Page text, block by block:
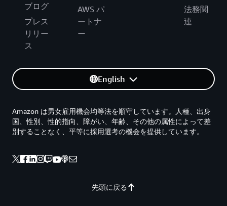
ブログ
プレス
リリー
ス
AWS パ
ートナ
ー
法務関
連
English
先頭に戻る
Amazon は男女雇用機会均等法を順守しています。人種、出身
国、性別、性的指向、障がい、年齢、その他の属性によって差
別することなく、平等に採用選考の機会を提供しています。